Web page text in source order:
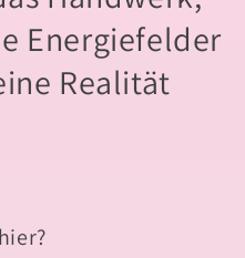
Energiefelder
Realität